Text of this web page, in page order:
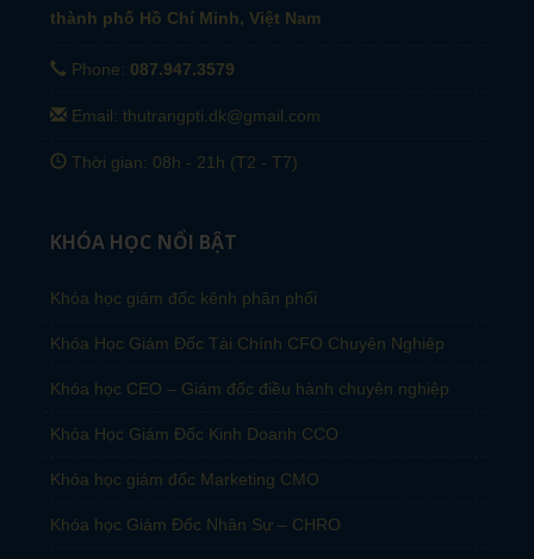
thành phố Hồ Chí Minh, Việt Nam
Phone: 087.947.3579
Email: thutrangpti.dk@gmail.com
Thời gian: 08h - 21h (T2 - T7)
KHÓA HỌC NỔI BẬT
Khóa học giám đốc kênh phân phối
Khóa Học Giám Đốc Tài Chính CFO Chuyên Nghiêp
Khóa học CEO – Giám đốc điều hành chuyên nghiệp
Khóa Học Giám Đốc Kinh Doanh CCO
Khóa học giám đốc Marketing CMO
Khóa học Giám Đốc Nhân Sự – CHRO